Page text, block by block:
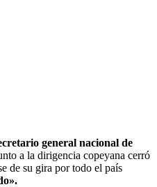
general nacional de
a la dirigencia copeyana cerró
de su gira por todo el país